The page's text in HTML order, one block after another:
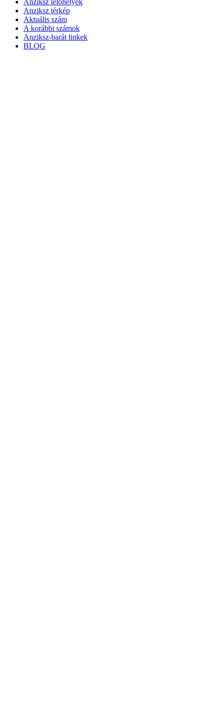
Anziksz lelőhelyek
Anziksz térkép
Aktuális szám
A korábbi számok
Anziksz-barát linkek
BLOG